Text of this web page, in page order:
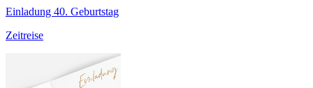
Einladung 40. Geburtstag
Zeitreise